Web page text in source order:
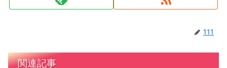
111
関連記事